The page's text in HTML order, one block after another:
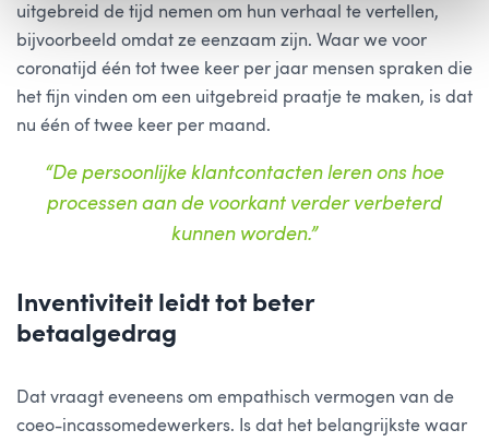
uitgebreid de tijd nemen om hun verhaal te vertellen,
bijvoorbeeld omdat ze eenzaam zijn. Waar we voor
coronatijd één tot twee keer per jaar mensen spraken die
het fijn vinden om een uitgebreid praatje te maken, is dat
nu één of twee keer per maand.
“De persoonlijke klantcontacten leren ons hoe
processen aan de voorkant verder verbeterd
kunnen worden.”
Inventiviteit leidt tot beter
betaalgedrag
Dat vraagt eveneens om empathisch vermogen van de
coeo-incassomedewerkers. Is dat het belangrijkste waar